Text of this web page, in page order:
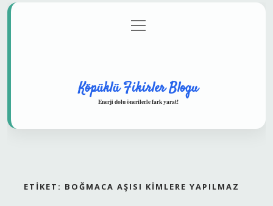
Gizlilik Politikası
menüyü
aç
Köpüklü Fikirler Blogu
Enerji dolu önerilerle fark yarat!
ETIKET: BOĞMACA AŞISI KIMLERE YAPILMAZ